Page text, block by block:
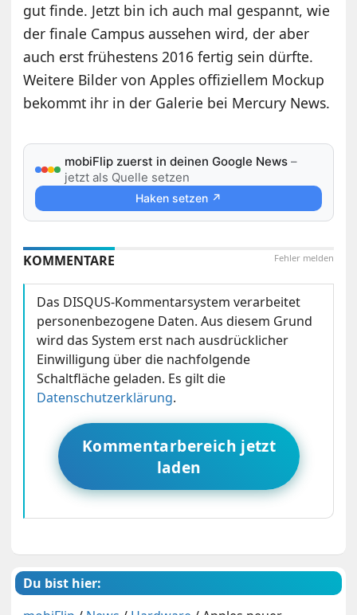
gut finde. Jetzt bin ich auch mal gespannt, wie
der finale Campus aussehen wird, der aber
auch erst frühestens 2016 fertig sein dürfte.
Weitere Bilder von Apples offiziellem Mockup
bekommt ihr in der Galerie bei Mercury News.
mobiFlip zuerst in deinen Google News –
jetzt als Quelle setzen
Haken setzen ↗
Fehler melden
KOMMENTARE
Das DISQUS-Kommentarsystem verarbeitet
personenbezogene Daten. Aus diesem Grund
wird das System erst nach ausdrücklicher
Einwilligung über die nachfolgende
Schaltfläche geladen. Es gilt die
Datenschutzerklärung.
Kommentarbereich jetzt
laden
Du bist hier: